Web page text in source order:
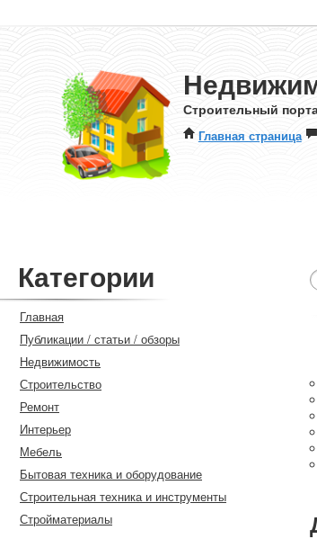
Строительный
Главная страница
Категории
Главная
Публикации / статьи / обзоры
Недвижимость
Строительство
Ремонт
Интерьер
Мебель
Бытовая техника и оборудование
Строительная техника и инструменты
Стройматериалы